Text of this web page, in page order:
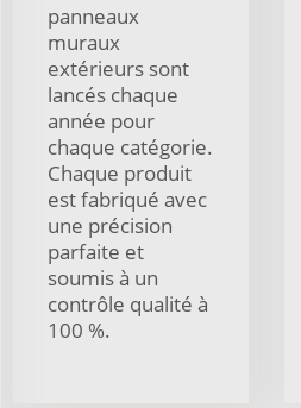
panneaux
muraux
extérieurs sont
lancés chaque
année pour
chaque catégorie.
Chaque produit
est fabriqué avec
une précision
parfaite et
soumis à un
contrôle qualité à
100 %.